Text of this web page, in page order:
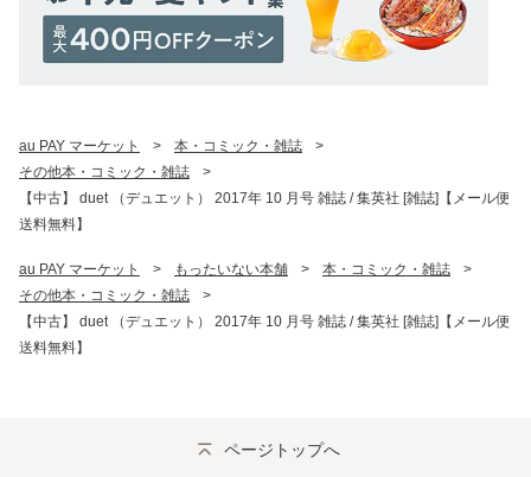
au PAY マーケット > 本・コミック・雑誌
>
その他本・コミック・雑誌
>
【中古】 duet （デュエット） 2017年 10 月号 雑誌 / 集英社 [雑誌]【メール便
送料無料】
au PAY マーケット > もったいない本舗 > 本・コミック・雑誌
>
その他本・コミック・雑誌
>
【中古】 duet （デュエット） 2017年 10 月号 雑誌 / 集英社 [雑誌]【メール便
送料無料】
ページトップへ